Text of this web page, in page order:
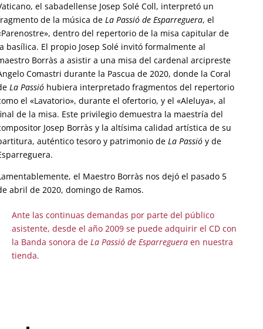
el sabadellense Josep Solé Coll, interpretó un
de la música de La Passió de Esparreguera, el
dentro del repertorio de la misa capitular de
basílica. El propio Josep Solé invitó formalmente al
Borràs a asistir a una misa del cardenal arcipreste
Comastri durante la Pascua de 2020, donde la Coral
La Passióhubiera interpretado fragmentos del repertorio
el «Lavatorio», durante el ofertorio, y el «Aleluya», al
de la misa. Este privilegio demuestra la maestría del
Josep Borràs y la altísima calidad artística de su
auténtico tesoro y patrimonio de La Passióy de
el Maestro Borràs nos dejó el pasado 5
abril de 2020, domingo de Ramos.
Ante las continuas demandas por parte del público
asistente, desde el año 2009 se puede adquirir el CD con
la Banda sonora de La Passió de Esparregueraen nuestra
tienda.